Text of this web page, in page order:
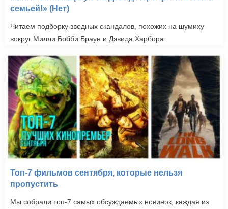
семьей!» (Нет)
Читаем подборку зведных скандалов, похожих на шумиху
вокруг Милли Бобби Браун и Дэвида Харбора
Топ-7 фильмов сентября, которые нельзя
пропустить
Мы собрали топ-7 самых обсуждаемых новинок, каждая из